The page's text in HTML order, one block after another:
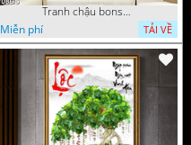
Tranh chậu bonsai câyhoa đào bên cá chép vàng nghệ thuật
Miễn phí
TẢI VỀ